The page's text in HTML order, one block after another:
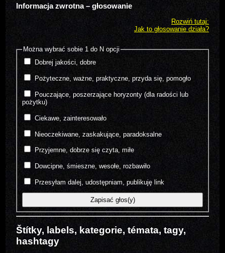
Informacja zwrotna – głosowanie
Rozwiń tutaj:
Jak to głosowanie działa?
Można wybrać sobie 1 do N opcji
Dobrej jakości, dobre
Pożyteczne, ważne, praktyczne, przyda się, pomogło
Pouczające, poszerzające horyzonty (dla radości lub
pożytku)
Ciekawe, zainteresowało
Nieoczekiwane, zaskakujące, paradoksalne
Przyjemne, dobrze się czyta, miłe
Dowcipne, śmieszne, wesołe, rozbawiło
Przesyłam dalej, udostępniam, publikuję link
Štítky, labels, kategorie, témata, tagy,
hashtagy